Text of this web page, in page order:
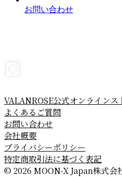
お問い合わせ
VALANROSE公式オンラインス
よくあるご質問
お問い合わせ
会社概要
プライバシーポリシー
特定商取引法に基づく表記
© 2026 MOON-X Japan株式会